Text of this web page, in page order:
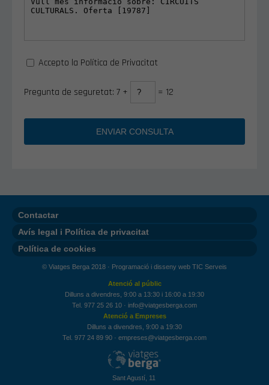
Accepto la Política de Privacitat
Pregunta de seguretat: 7 + = 12
Contactar
Avís legal i Política de privacitat
Política de cookies
© Viatges Berga 2018 · Programació i disseny web TIC Serveis
Atenció al públic
Dilluns a divendres, 9:00 a 13:30 i 16:00 a 19:30
Tel. 977 25 26 10 · info@viatgesberga.com
Atenció a Empreses
Dilluns a divendres, 9:00 a 19:30
Tel. 977 24 89 90 · empreses@viatgesberga.com
Sant Agustí, 11